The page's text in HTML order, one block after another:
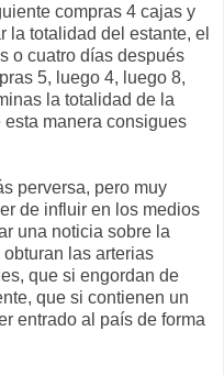
compras 4 cajas y
la totalidad del estante, el
o cuatro días después
5, luego 4, luego 8,
la totalidad de la
manera consigues
perversa, pero muy
de influir en los medios
una noticia sobre la
las arterias
que si engordan de
que si contienen un
entrado al país de forma